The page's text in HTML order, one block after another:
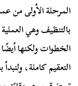
المرحلة الأولى من
بالتنظيف وهي
الخطوات ولكنها
التعقيم كاملة،